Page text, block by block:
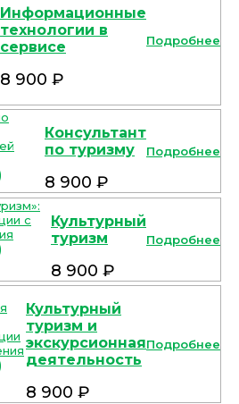
Информационные
технологии в
сервисе
8 900 ₽
Подробнее
Консультант
по туризму
8 900 ₽
Подробнее
Культурный
туризм
8 900 ₽
Подробнее
Культурный
туризм и
экскурсионная
деятельность
8 900 ₽
Подробнее